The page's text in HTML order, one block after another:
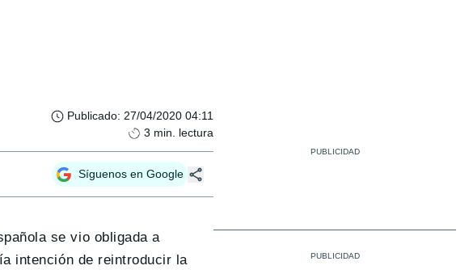
Publicado: 27/04/2020 04:11
3 min. lectura
Síguenos en Google
se vio obligada a
intención de reintroducir la